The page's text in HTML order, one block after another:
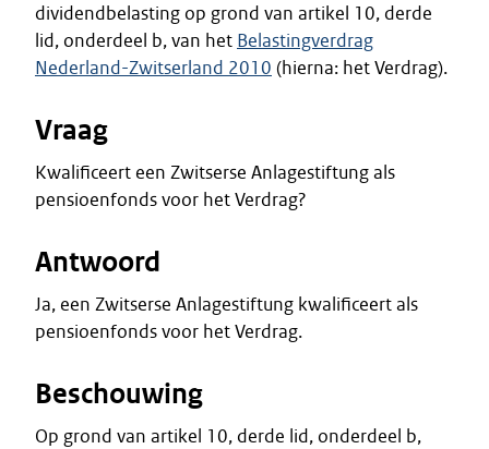
dividendbelasting op grond van artikel 10, derde
lid, onderdeel b, van het Belastingverdrag
Nederland-Zwitserland 2010 (hierna: het Verdrag).
Vraag
Kwalificeert een Zwitserse Anlagestiftung als
pensioenfonds voor het Verdrag?
Antwoord
Ja, een Zwitserse Anlagestiftung kwalificeert als
pensioenfonds voor het Verdrag.
Beschouwing
Op grond van artikel 10, derde lid, onderdeel b,